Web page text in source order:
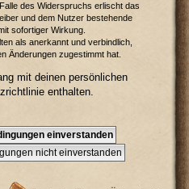
des Widerspruchs erlischt das
und dem Nutzer bestehende
sofortiger Wirkung.
als anerkannt und verbindlich,
Änderungen zugestimmt hat.
mit deinen persönlichen
enthalten.